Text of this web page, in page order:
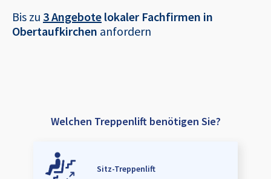
Bis zu 3 Angebote lokaler Fachfirmen in
Obertaufkirchen anfordern
Welchen Treppenlift benötigen Sie?
Sitz-Treppenlift